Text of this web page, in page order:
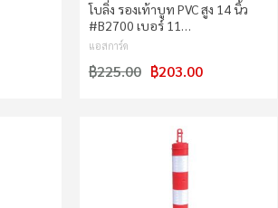
โบลิ่ง รองเท้าบูท PVC สูง 14 นิ้ว
#B2700 เบอร์ 11…
แอสการ์ด
฿203.00
฿225.00